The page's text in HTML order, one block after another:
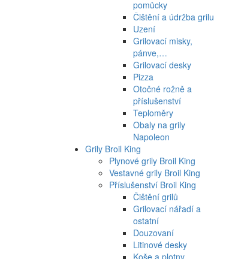
pomůcky
Čištění a údržba grilu
Uzení
Grilovací misky,
pánve,…
Grilovací desky
Pizza
Otočné rožně a
příslušenství
Teploměry
Obaly na grily
Napoleon
Grily Broil King
Plynové grily Broil King
Vestavné grily Broil King
Příslušenství Broil King
Čištění grilů
Grilovací nářadí a
ostatní
Douzovaní
Litinové desky
Koše a plotny